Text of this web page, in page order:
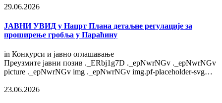
29.06.2026
ЈАВНИ УВИД у Нацрт Плана детаљне регулације за
проширење гробља у Параћину
in Конкурси и јавно оглашавање
Преузмите јавни позив ._ERbj1g7D ._epNwrNGv ._epNwrNGv
picture ._epNwrNGv img ._epNwrNGv img.pf-placeholder-svg…
23.06.2026